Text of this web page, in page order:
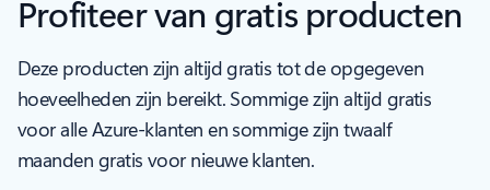
Profiteer van gratis producten
Deze producten zijn altijd gratis tot de opgegeven
hoeveelheden zijn bereikt. Sommige zijn altijd gratis
voor alle Azure-klanten en sommige zijn twaalf
maanden gratis voor nieuwe klanten.